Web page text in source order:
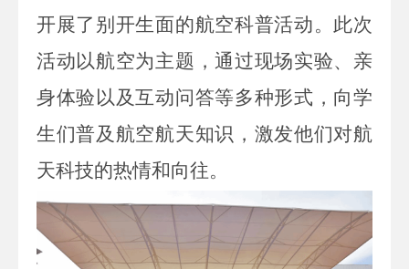
开展了 别开生面的航空科普活动。此次
活动以航空为主题，通过现场实验、亲
身体验以及互动问答等多种形式，向学
生们普及航空航天知识，激发他们对航
天科技的热情和向往。